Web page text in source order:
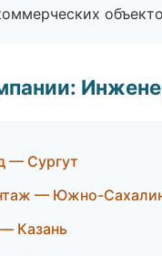
— Сургут
— Южно-
Казань